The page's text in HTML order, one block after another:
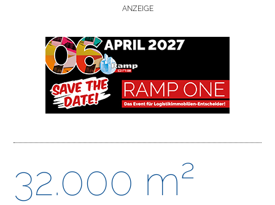
S
T
I
I
M
I
ANZEIGE
32.000 m²